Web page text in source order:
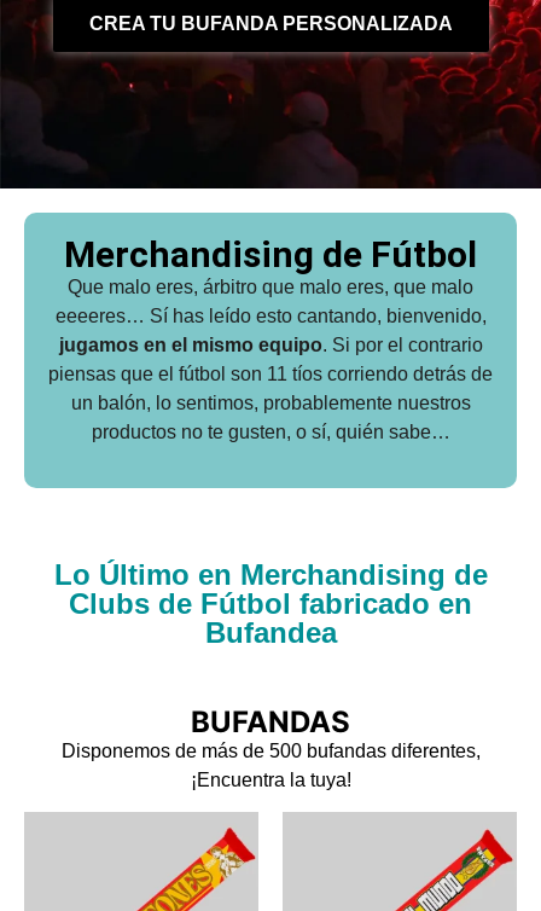
CREA TU BUFANDA PERSONALIZADA
Merchandising de Fútbol
Que malo eres, árbitro que malo eres, que malo
eeeeres… Sí has leído esto cantando, bienvenido,
jugamos en el mismo equipo. Si por el contrario
piensas que el fútbol son 11 tíos corriendo detrás de
un balón, lo sentimos, probablemente nuestros
productos no te gusten, o sí, quién sabe…
Lo Último en Merchandising de
Clubs de Fútbol fabricado en
Bufandea
BUFANDAS
Disponemos de más de 500 bufandas diferentes,
¡Encuentra la tuya!